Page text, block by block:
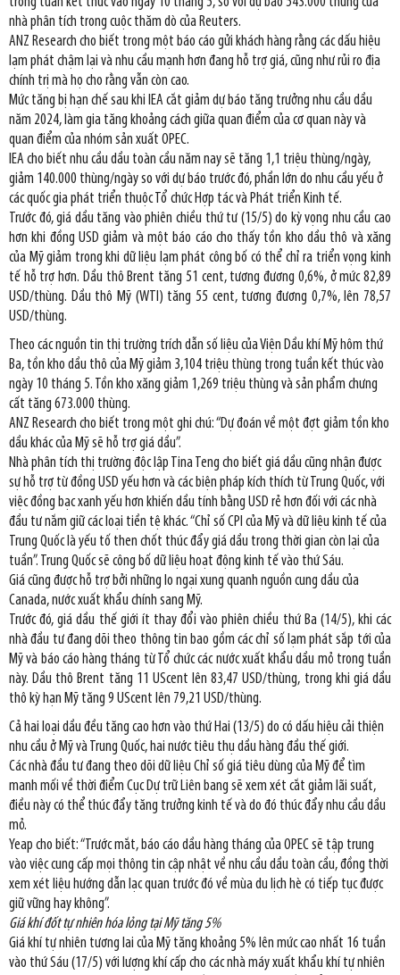
nhà phân tích trong cuộc thăm dò của Reuters.
ANZ Research cho biết trong một báo cáo gửi khách hàng rằng các dấu hiệu
lạm phát chậm lại và nhu cầu mạnh hơn đang hỗ trợ giá, cũng như rủi ro địa
chính trị mà họ cho rằng vẫn còn cao.
Mức tăng bị hạn chế sau khi IEA cắt giảm dự báo tăng trưởng nhu cầu dầu
năm 2024, làm gia tăng khoảng cách giữa quan điểm của cơ quan này và
quan điểm của nhóm sản xuất OPEC.
IEA cho biết nhu cầu dầu toàn cầu năm nay sẽ tăng 1,1 triệu thùng/ngày,
giảm 140.000 thùng/ngày so với dự báo trước đó, phần lớn do nhu cầu yếu ở
các quốc gia phát triển thuộc Tổ chức Hợp tác và Phát triển Kinh tế.
Trước đó, giá dầu tăng vào phiên chiều thứ tư (15/5) do kỳ vọng nhu cầu cao
hơn khi đồng USD giảm và một báo cáo cho thấy tồn kho dầu thô và xăng
của Mỹ giảm trong khi dữ liệu lạm phát công bố có thể chỉ ra triển vọng kinh
tế hỗ trợ hơn. Dầu thô Brent tăng 51 cent, tương đương 0,6%, ở mức 82,89
USD/thùng. Dầu thô Mỹ (WTI) tăng 55 cent, tương đương 0,7%, lên 78,57
USD/thùng.
Theo các nguồn tin thị trường trích dẫn số liệu của Viện Dầu khí Mỹ hôm thứ
Ba, tồn kho dầu thô của Mỹ giảm 3,104 triệu thùng trong tuần kết thúc vào
ngày 10 tháng 5. Tồn kho xăng giảm 1,269 triệu thùng và sản phẩm chưng
cất tăng 673.000 thùng.
ANZ Research cho biết trong một ghi chú: “Dự đoán về một đợt giảm tồn kho
dầu khác của Mỹ sẽ hỗ trợ giá dầu”.
Nhà phân tích thị trường độc lập Tina Teng cho biết giá dầu cũng nhận được
sự hỗ trợ từ đồng USD yếu hơn và các biện pháp kích thích từ Trung Quốc, với
việc đồng bạc xanh yếu hơn khiến dầu tính bằng USD rẻ hơn đối với các nhà
đầu tư nắm giữ các loại tiền tệ khác. “Chỉ số CPI của Mỹ và dữ liệu kinh tế của
Trung Quốc là yếu tố then chốt thúc đẩy giá dầu trong thời gian còn lại của
tuần”. Trung Quốc sẽ công bố dữ liệu hoạt động kinh tế vào thứ Sáu.
Giá cũng được hỗ trợ bởi những lo ngại xung quanh nguồn cung dầu của
Canada, nước xuất khẩu chính sang Mỹ.
Trước đó, giá dầu thế giới ít thay đổi vào phiên chiều thứ Ba (14/5), khi các
nhà đầu tư đang dõi theo thông tin bao gồm các chỉ số lạm phát sắp tới của
Mỹ và báo cáo hàng tháng từ Tổ chức các nước xuất khẩu dầu mỏ trong tuần
này. Dầu thô Brent tăng 11 UScent lên 83,47 USD/thùng, trong khi giá dầu
thô kỳ hạn Mỹ tăng 9 UScent lên 79,21 USD/thùng.
Cả hai loại dầu đều tăng cao hơn vào thứ Hai (13/5) do có dấu hiệu cải thiện
nhu cầu ở Mỹ và Trung Quốc, hai nước tiêu thụ dầu hàng đầu thế giới.
Các nhà đầu tư đang theo dõi dữ liệu Chỉ số giá tiêu dùng của Mỹ để tìm
manh mối về thời điểm Cục Dự trữ Liên bang sẽ xem xét cắt giảm lãi suất,
điều này có thể thúc đẩy tăng trưởng kinh tế và do đó thúc đẩy nhu cầu dầu
mỏ.
Yeap cho biết: “Trước mắt, báo cáo dầu hàng tháng của OPEC sẽ tập trung
vào việc cung cấp mọi thông tin cập nhật về nhu cầu dầu toàn cầu, đồng thời
xem xét liệu hướng dẫn lạc quan trước đó về mùa du lịch hè có tiếp tục được
giữ vững hay không”.
Giá khí đốt tự nhiên hóa lỏng tại Mỹ tăng 5%
Giá khí tự nhiên tương lai của Mỹ tăng khoảng 5% lên mức cao nhất 16 tuần
vào thứ Sáu (17/5) với lượng khí cấp cho các nhà máy xuất khẩu khí tự nhiên